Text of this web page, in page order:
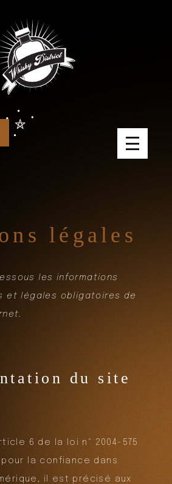
légales
les informations
et légales obligatoires de
du site
6 de la loi n° 2004-575
pour la confiance dans
il est précisé aux